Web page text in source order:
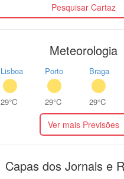
Pesquisar Cartaz
Meteorologia
Lisboa
29°C
Porto
29°C
Braga
29°C
Ver mais Previsões
Capas dos Jornais e